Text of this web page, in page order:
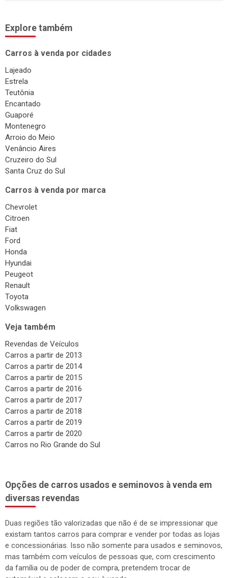
Explore também
Carros à venda por cidades
Lajeado
Estrela
Teutônia
Encantado
Guaporé
Montenegro
Arroio do Meio
Venâncio Aires
Cruzeiro do Sul
Santa Cruz do Sul
Carros à venda por marca
Chevrolet
Citroen
Fiat
Ford
Honda
Hyundai
Peugeot
Renault
Toyota
Volkswagen
Veja também
Revendas de Veículos
Carros a partir de 2013
Carros a partir de 2014
Carros a partir de 2015
Carros a partir de 2016
Carros a partir de 2017
Carros a partir de 2018
Carros a partir de 2019
Carros a partir de 2020
Carros no Rio Grande do Sul
Opções de carros usados e seminovos à venda em
diversas revendas
Duas regiões tão valorizadas que não é de se impressionar que
existam tantos carros para comprar e vender por todas as lojas
e concessionárias. Isso não somente para usados e seminovos,
mas também com veículos de pessoas que, com crescimento
da família ou de poder de compra, pretendem trocar de